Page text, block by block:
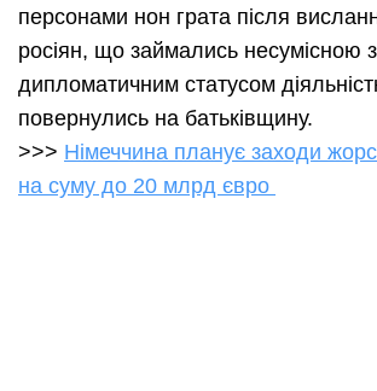
персонами нон грата після
росіян, що займались несумісною з
дипломатичним статусом
повернулись на батьківщину.
>>> Німеччина планує заходи
на суму до 20 млрд євро